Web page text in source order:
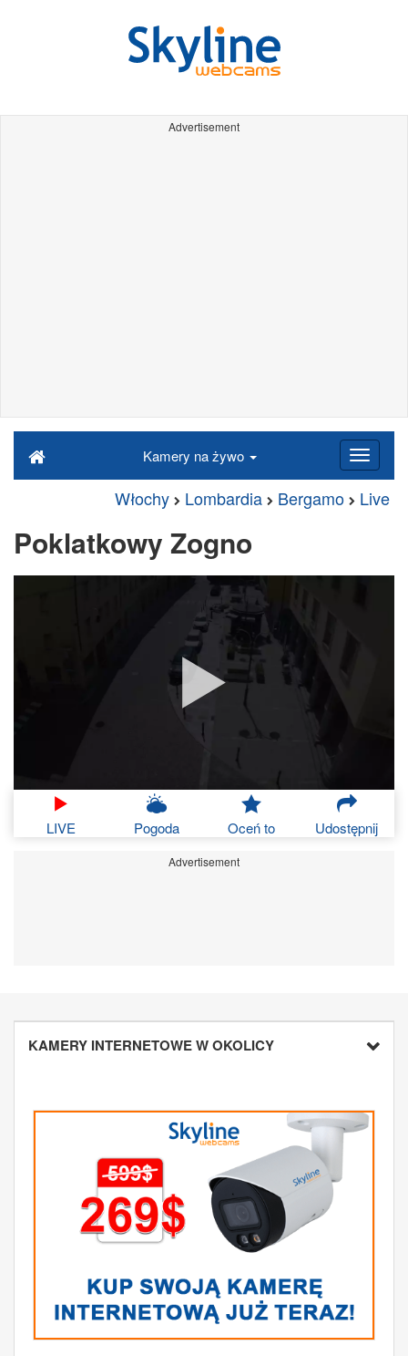
Advertisement
Kamery na żywo
Włochy Lombardia Bergamo Live
Poklatkowy Zogno
LIVE Pogoda Oceń to Udostępnij
Advertisement
KAMERY INTERNETOWE W OKOLICY